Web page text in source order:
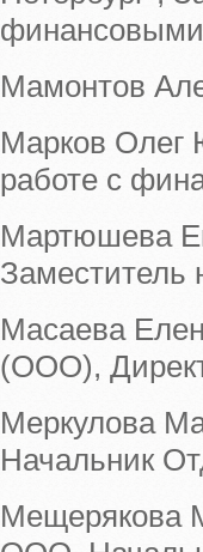
Мамонтов
Марков Олег
работе с
Мартюшева
Заместитель
Масаева
(ООО),
Меркулова
Начальник
Мещерякова